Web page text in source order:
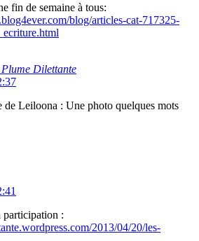
fin de semaine à tous:
blog/articles-cat-717325-
Dilettante
Leiloona : Une photo quelques mots
participation :
2013/04/20/les-